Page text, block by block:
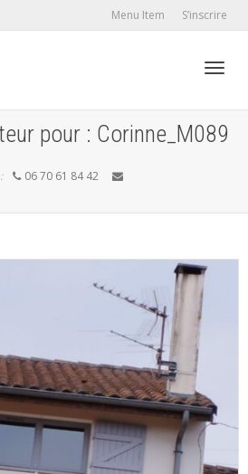
Menu Item S’inscrire
pour : Corinne_M089
06 70 61 84 42